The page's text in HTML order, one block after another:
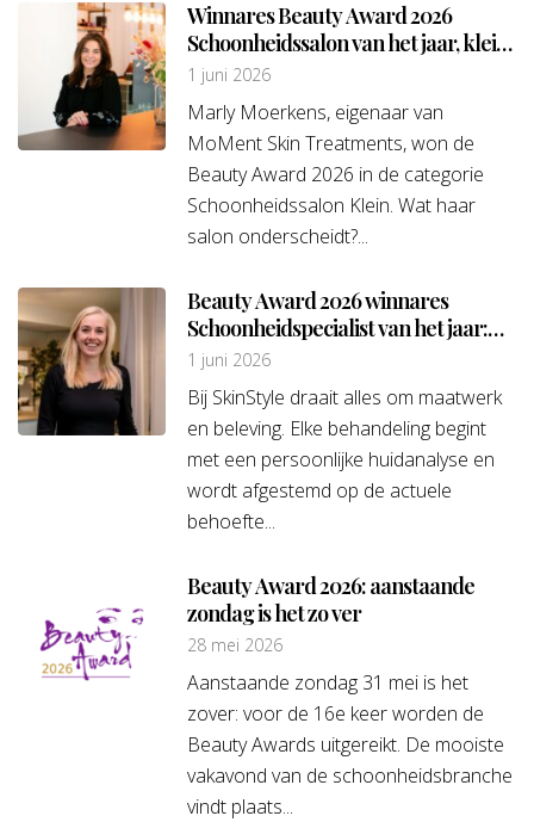
Winnares Beauty Award 2026
Schoonheidssalon van het jaar, klein:
Marly Moerkens van MoMent Skin
Treatments
1 juni 2026
Marly Moerkens, eigenaar van
MoMent Skin Treatments, won de
Beauty Award 2026 in de categorie
Schoonheidssalon Klein. Wat haar
salon onderscheidt?...
Beauty Award 2026 winnares
Schoonheidspecialist van het jaar:
Maaike Krul van Huidexpert
SkinStyle
1 juni 2026
Bij SkinStyle draait alles om maatwerk
en beleving. Elke behandeling begint
met een persoonlijke huidanalyse en
wordt afgestemd op de actuele
behoefte...
Beauty Award 2026: aanstaande
zondag is het zo ver
28 mei 2026
Aanstaande zondag 31 mei is het
zover: voor de 16e keer worden de
Beauty Awards uitgereikt. De mooiste
vakavond van de schoonheidsbranche
vindt plaats...